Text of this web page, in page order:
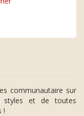
communautaire sur
et de toutes
!